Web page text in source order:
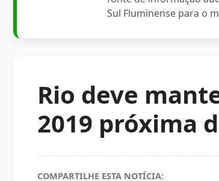
Sul Fluminense para o
Rio deve
2019 próxima
COMPARTILHE ESTA NOTÍCIA: